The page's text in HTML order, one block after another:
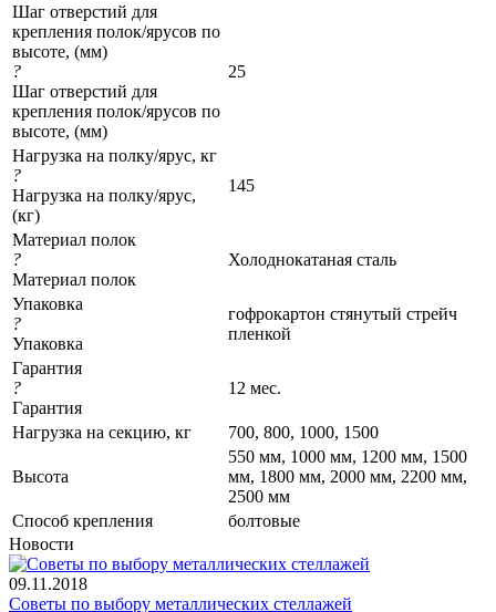
Шаг отверстий для
крепления полок/ярусов по
высоте, (мм)
?
Шаг отверстий для
крепления полок/ярусов по
высоте, (мм)
25
Нагрузка на полку/ярус, кг
?
Нагрузка на полку/ярус,
(кг)
145
Материал полок
?
Материал полок
Холоднокатаная сталь
Упаковка
?
Упаковка
гофрокартон стянутый стрейч
пленкой
Гарантия
?
Гарантия
12 мес.
Нагрузка на секцию, кг 700, 800, 1000, 1500
Высота
550 мм, 1000 мм, 1200 мм, 1500
мм, 1800 мм, 2000 мм, 2200 мм,
2500 мм
Cпособ крепления
болтовые
Новости
09.11.2018
Советы по выбору металлических стеллажей